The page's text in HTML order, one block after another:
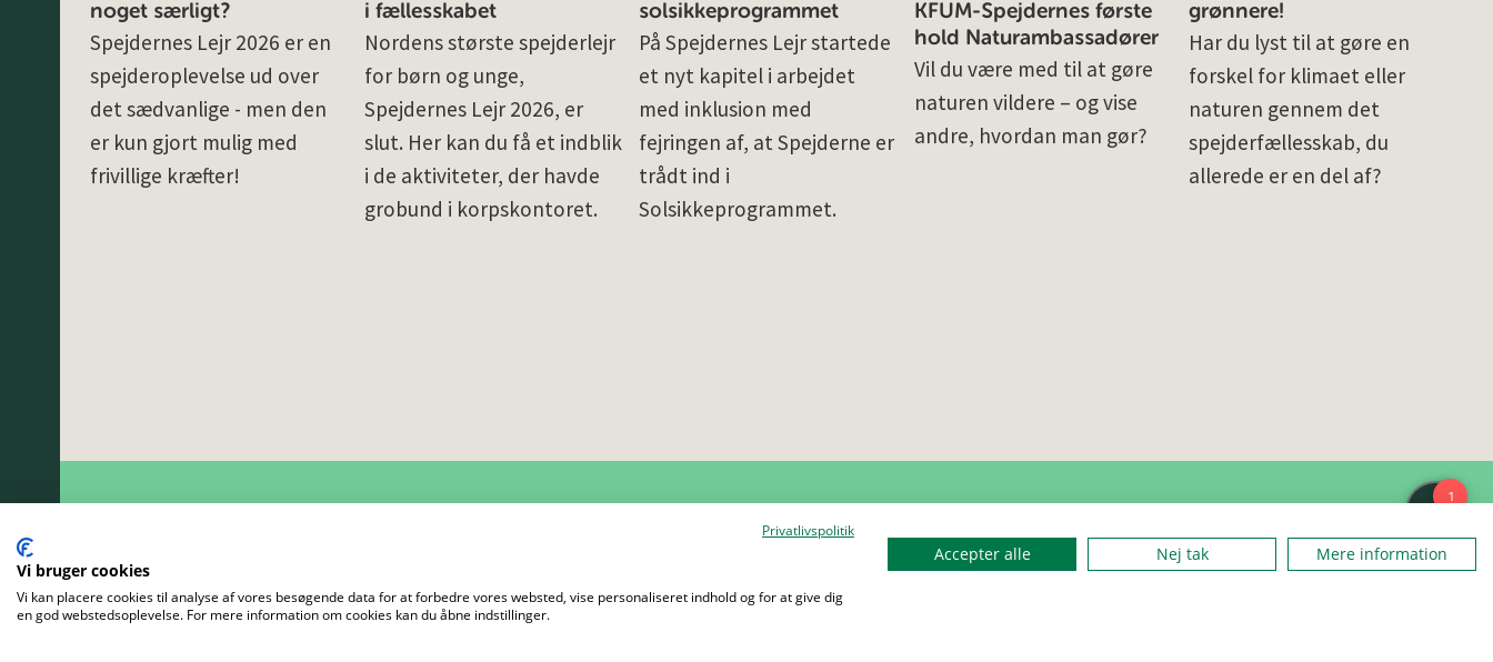
noget særligt?
Spejdernes Lejr 2026 er en
spejderoplevelse ud over
det sædvanlige - men den
er kun gjort mulig med
frivillige kræfter!
i fællesskabet
Nordens største spejderlejr
for børn og unge,
Spejdernes Lejr 2026, er
slut. Her kan du få et indblik
i de aktiviteter, der havde
grobund i korpskontoret.
solsikkeprogrammet
På Spejdernes Lejr startede
et nyt kapitel i arbejdet
med inklusion med
fejringen af, at Spejderne er
trådt ind i
Solsikkeprogrammet.
KFUM-Spejdernes første
hold Naturambassadører
Vil du være med til at gøre
naturen vildere – og vise
andre, hvordan man gør?
grønnere!
Har du lyst til at gøre en
forskel for klimaet eller
naturen gennem det
spejderfællesskab, du
allerede er en del af?
Privatlivspolitik
Vi bruger cookies
Vi kan placere cookies til analyse af vores besøgende data for at forbedre vores websted, vise personaliseret indhold og for at give dig
en god webstedsoplevelse. For mere information om cookies kan du åbne indstillinger.
Accepter alle Nej tak Mere information